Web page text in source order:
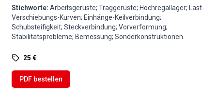
Stichworte: Arbeitsgerüste; Traggerüste; Hochregallager; Last-
Verschiebungs-Kurven; Einhänge-Keilverbindung;
Schubsteifigkeit; Steckverbindung; Vorverformung;
Stabilitätsprobleme; Bemessung; Sonderkonstruktionen
25 €
PDF bestellen